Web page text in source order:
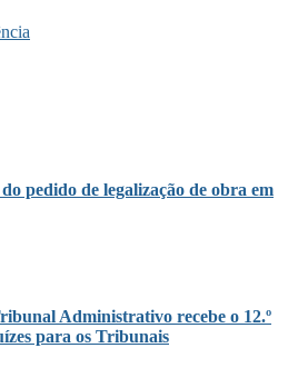
pedido de legalização de obra em
Administrativo recebe o 12.º
para os Tribunais